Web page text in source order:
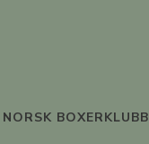
NORSK BOXERKLUBB